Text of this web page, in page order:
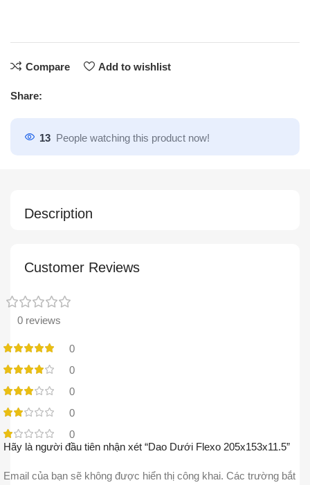
Compare Add to wishlist
Share:
13 People watching this product now!
Description
Customer Reviews
0 reviews
0
0
0
0
0
Hãy là người đầu tiên nhận xét “Dao Dưới Flexo 205x153x11.5”
Email của bạn sẽ không được hiển thị công khai. Các trường bắt